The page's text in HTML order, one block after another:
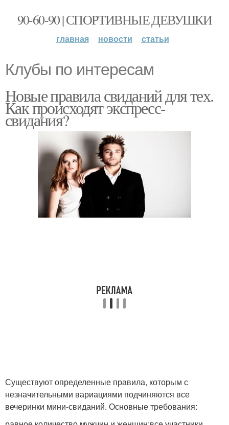
90-60-90 | СПОРТИВНЫЕ ДЕВУШКИ
главная новости статьи
Клубы по интересам
Новые правила свиданий для тех.
Как происходят экспресс-
свидания?
Существуют определенные правила, которым с
незначительными вариациями подчиняются все
вечеринки мини-свиданий. Основные требования: